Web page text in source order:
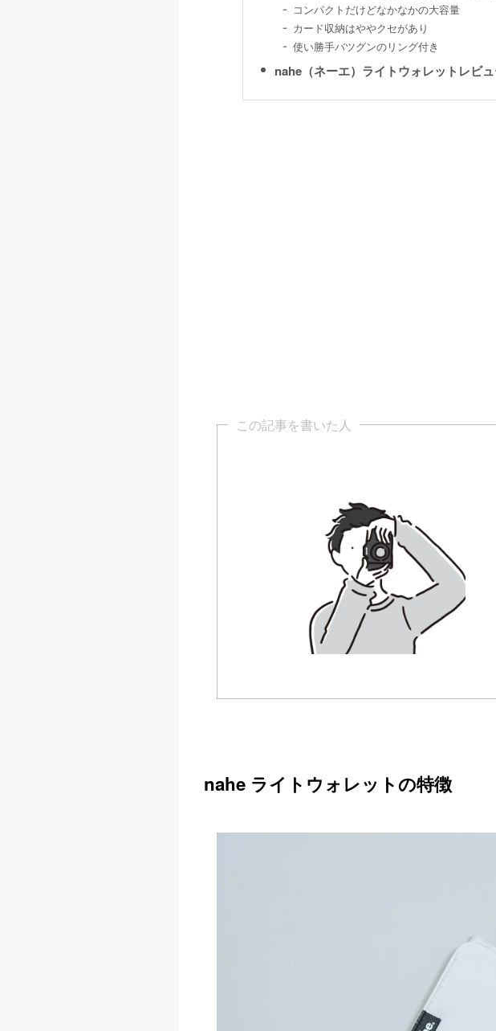
コンパクトだけどなかなかの大容量
カード収納はややクセがあり
使い勝手バツグンのリング付き
nahe（ネーエ）ライトウォレットレビ
この記事を書いた人
nahe ライトウォレットの特徴